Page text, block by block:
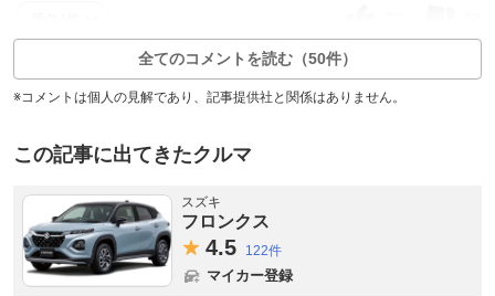
全てのコメントを読む（50件）
※コメントは個人の見解であり、記事提供社と関係はありません。
この記事に出てきたクルマ
スズキ
フロンクス
4.5 122件
マイカー登録